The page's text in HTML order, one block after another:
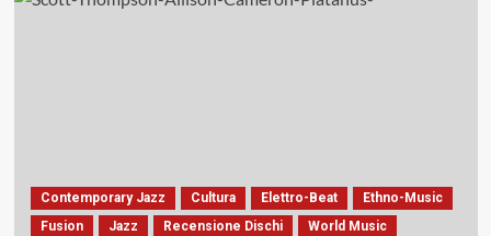
Contemporary Jazz Cultura Elettro-Beat
Ethno-Music
Fusion
Jazz Recensione Dischi World Music